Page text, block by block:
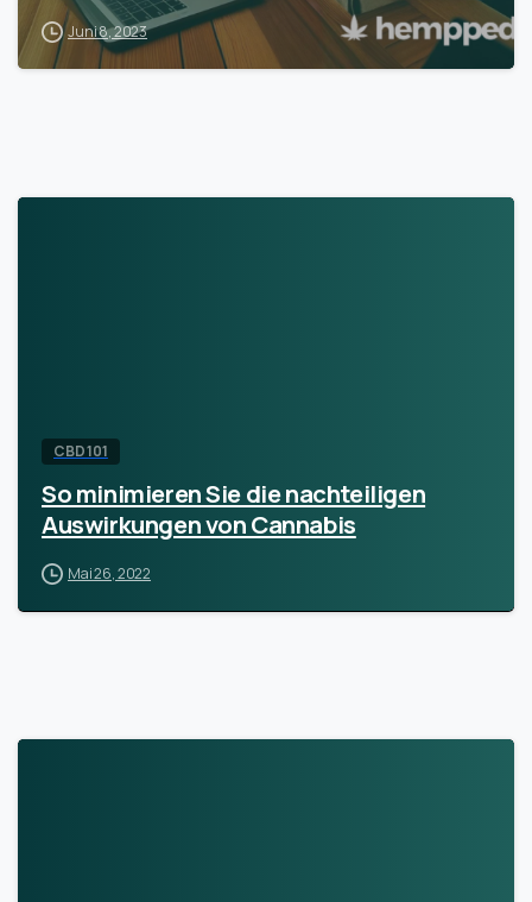
Juni 8, 2023
CBD 101
So minimieren Sie die nachteiligen
Auswirkungen von Cannabis
Mai 26, 2022